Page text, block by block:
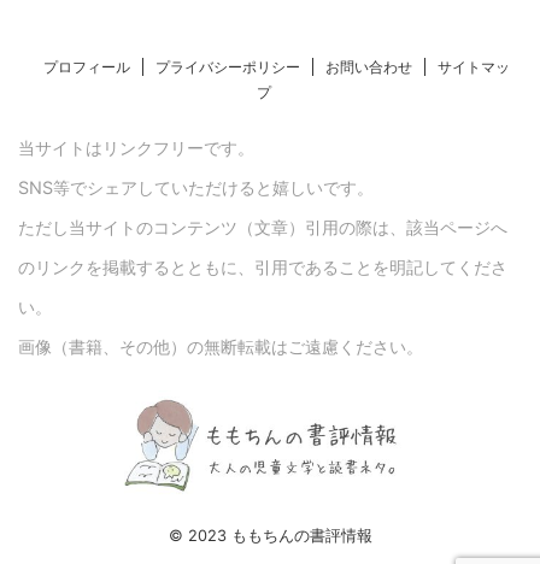
プロフィール プライバシーポリシー お問い合わせ
サイトマッ
プ
当サイトはリンクフリーです。
SNS等でシェアしていただけると嬉しいです。
ただし当サイトのコンテンツ（文章）引用の際は、該当ページへ
のリンクを掲載するとともに、引用であることを明記してくださ
い。
画像（書籍、その他）の無断転載はご遠慮ください。
© 2023 ももちんの書評情報